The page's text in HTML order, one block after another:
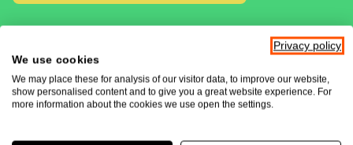
Privacy policy
We use cookies
We may place these for analysis of our visitor data, to improve our website,
show personalised content and to give you a great website experience. For
more information about the cookies we use open the settings.